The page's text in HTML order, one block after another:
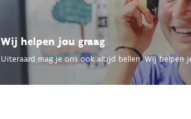
Wij helpen jou graag
Uiteraard mag je ons ook altijd bellen. Wij helpen